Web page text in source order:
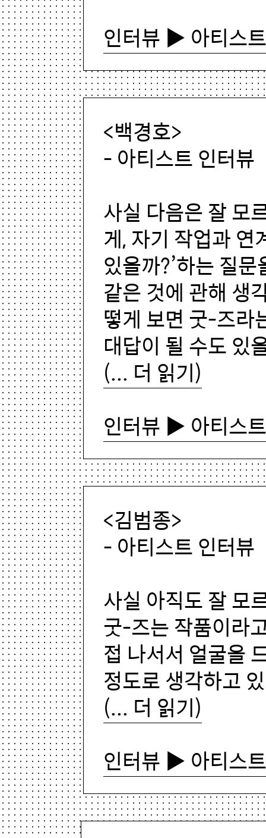
인터뷰 ▶ 아티스
<백경호>
- 아티스트 인터뷰
사실 다음은 잘 모
게, 자기 작업과 연
있을까?’하는 질
같은 것에 관해 생
떻게 보면 굿-즈라
대답이 될 수도 있
(... 더 읽기)
인터뷰 ▶ 아티스
<김범종>
- 아티스트 인터뷰
사실 아직도 잘 모
굿-즈는 작품이라
접 나서서 얼굴을
정도로 생각하고
(... 더 읽기)
인터뷰 ▶ 아티스